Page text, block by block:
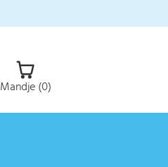
Mandje (0)